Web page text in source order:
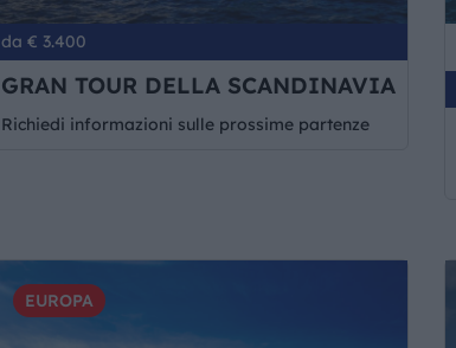
da € 3.400
GRAN TOUR DELLA SCANDINAVIA
Richiedi informazioni sulle prossime partenze
EUROPA